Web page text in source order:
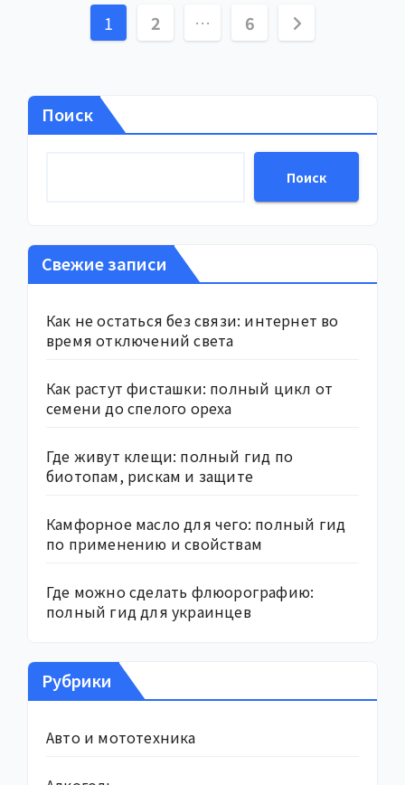
Пагинация
1 2 … 6
Поиск
Поиск
Свежие записи
Как не остаться без связи: интернет во
время отключений света
Как растут фисташки: полный цикл от
семени до спелого ореха
Где живут клещи: полный гид по
биотопам, рискам и защите
Камфорное масло для чего: полный гид
по применению и свойствам
Где можно сделать флюорографию:
полный гид для украинцев
Рубрики
Авто и мототехника